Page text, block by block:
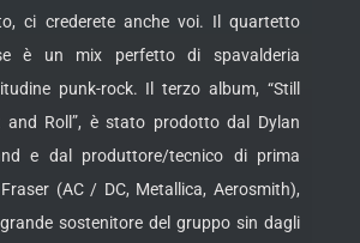
ci crederete anche voi. Il quartetto
è un mix perfetto di spavalderia
punk-rock. Il terzo album, “Still
and Roll”, è stato prodotto dal Dylan
e dal produttore/tecnico di prima
(AC / DC, Metallica, Aerosmith),
sostenitore del gruppo sin dagli